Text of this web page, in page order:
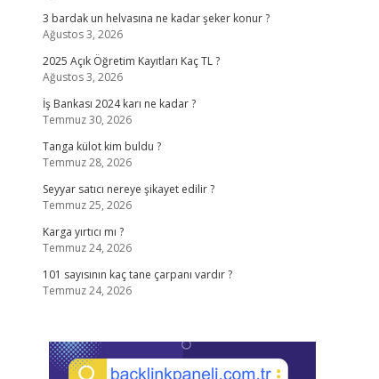
3 bardak un helvasına ne kadar şeker konur ?
Ağustos 3, 2026
2025 Açık Öğretim Kayıtları Kaç TL ?
Ağustos 3, 2026
İş Bankası 2024 karı ne kadar ?
Temmuz 30, 2026
Tanga külot kim buldu ?
Temmuz 28, 2026
Seyyar satıcı nereye şikayet edilir ?
Temmuz 25, 2026
Karga yırtıcı mı ?
Temmuz 24, 2026
101 sayısının kaç tane çarpanı vardır ?
Temmuz 24, 2026